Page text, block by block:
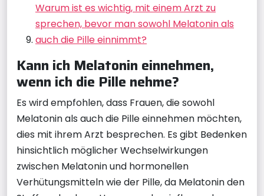
Warum ist es wichtig, mit einem Arzt zu
sprechen, bevor man sowohl Melatonin als
auch die Pille einnimmt?
Kann ich Melatonin einnehmen,
wenn ich die Pille nehme?
Es wird empfohlen, dass Frauen, die sowohl
Melatonin als auch die Pille einnehmen möchten,
dies mit ihrem Arzt besprechen. Es gibt Bedenken
hinsichtlich möglicher Wechselwirkungen
zwischen Melatonin und hormonellen
Verhütungsmitteln wie der Pille, da Melatonin den